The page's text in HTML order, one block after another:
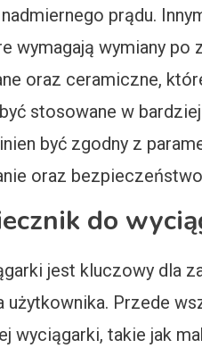
prądu.
wymiany po
oraz ceramiczne,
stosowane w
być zgodny z
oraz
do
jest kluczowy dla
użytkownika. Przede
wyciągarki, takie jak